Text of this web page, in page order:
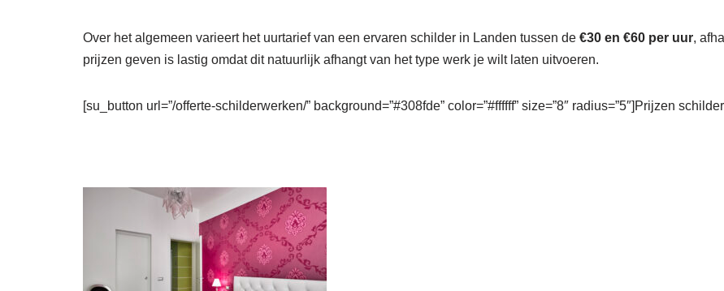
Over het algemeen varieert het uurtarief van een ervaren schilder in Landen tussen de €30 en €60 per uur,
prijzen geven is lastig omdat dit natuurlijk afhangt van het type werk je wilt laten uitvoeren.
[su_button url=”/offerte-schilderwerken/” background=”#308fde” color=”#ffffff” size=”8″ radius=”5″]Prijzen